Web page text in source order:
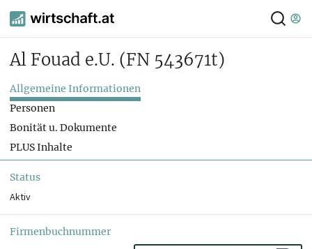
Al Fouad e.U. (FN 543671t)
Allgemeine Informationen
Personen
Bonität u. Dokumente
PLUS Inhalte
Status
Aktiv
Firmenbuchnummer